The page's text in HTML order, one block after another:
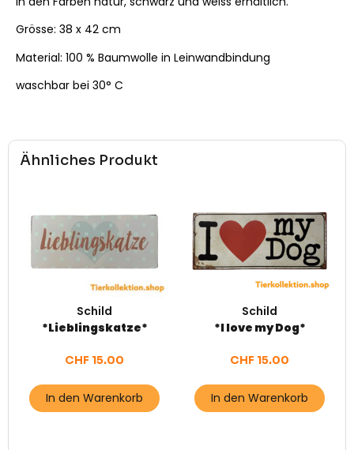
Ähnliches Produkt
Schild
*Lieblingskatze*
CHF 15.00
In den Warenkorb
Schild
*I love my Dog*
CHF 15.00
In den Warenkorb
Grösse: 38 x 42 cm
Material: 100 % Baumwolle in Leinwandbindung
waschbar bei 30° C